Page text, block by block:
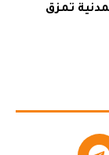
تمزق